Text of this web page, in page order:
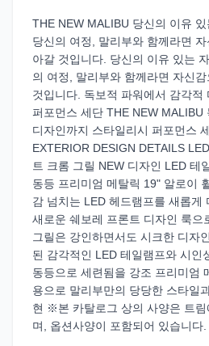
THE NEW MALIBU 당신의 이유
당신의 여정, 말리부와 함께라면
아갈 것입니다. 당신의 이유 있는
의 여정, 말리부와 함께라면 자신
것입니다. 독보적 파워에서 감각적
퍼포먼스 세단 THE NEW MALIBU
디자인까지 스타일리시 퍼포먼스
EXTERIOR DESIGN DETAILS
트 크롬 그릴 NEW 디자인 LED 테
동등 프리미엄 메탈릭 19" 알로이
감 넘치는 LED 헤드램프를 새롭게
새로운 쉐보레 프론트 디자인 룩으
그릴은 강인하면서도 시크한 디자
된 감각적인 LED 테일램프와 시인
동등으로 세련됨을 강조 프리미엄
용으로 말리부만의 당당한 스타일
현 ※본 카탈로그 상의 사양은 트림
며, 옵션사양이 포함되어 있습니다